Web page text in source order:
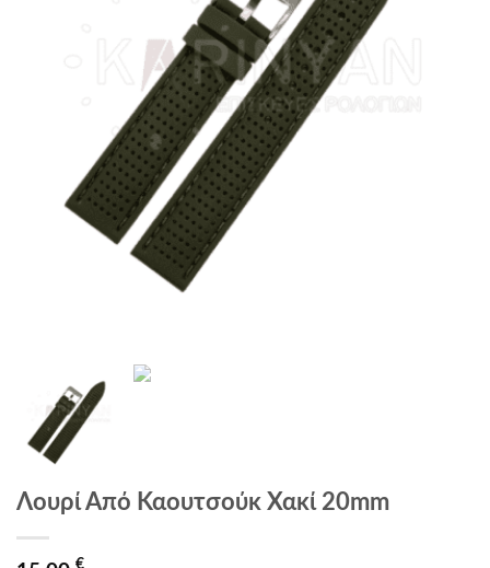
Λουρί Από Καουτσούκ Χακί 20mm
€